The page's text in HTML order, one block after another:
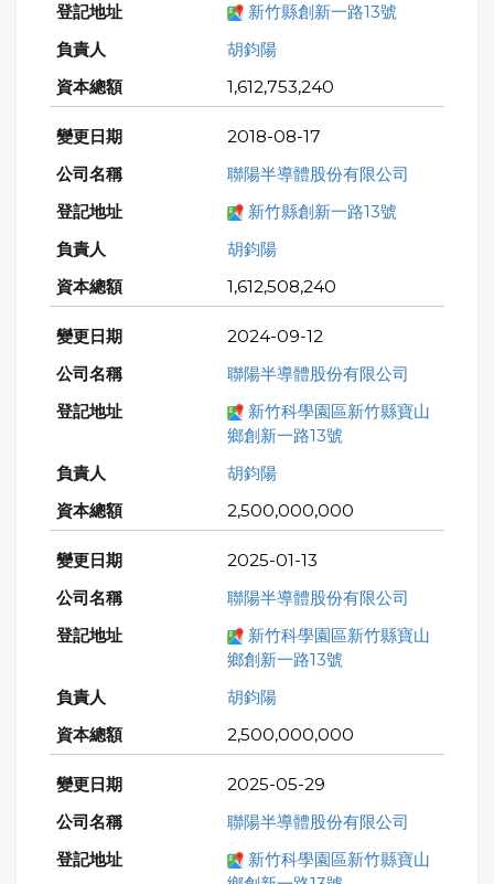
新竹縣創新一路13號
胡鈞陽
1,612,753,240
2018-08-17
聯陽半導體股份有限公司
新竹縣創新一路13號
胡鈞陽
1,612,508,240
2024-09-12
聯陽半導體股份有限公司
新竹科學園區新竹縣寶山
鄉創新一路13號
胡鈞陽
2,500,000,000
2025-01-13
聯陽半導體股份有限公司
新竹科學園區新竹縣寶山
鄉創新一路13號
胡鈞陽
2,500,000,000
2025-05-29
聯陽半導體股份有限公司
新竹科學園區新竹縣寶山